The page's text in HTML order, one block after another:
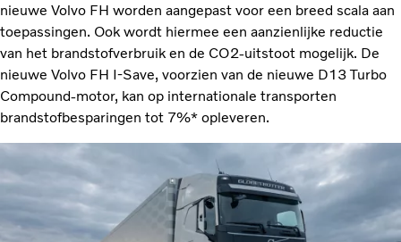
nieuwe Volvo FH worden aangepast voor een breed scala aan
toepassingen. Ook wordt hiermee een aanzienlijke reductie
van het brandstofverbruik en de CO2-uitstoot mogelijk. De
nieuwe Volvo FH I-Save, voorzien van de nieuwe D13 Turbo
Compound-motor, kan op internationale transporten
brandstofbesparingen tot 7%* opleveren.